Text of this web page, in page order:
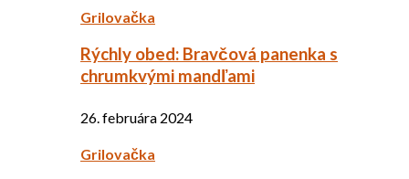
Grilovačka
Rýchly obed: Bravčová panenka s
chrumkvými mandľami
26. februára 2024
Grilovačka